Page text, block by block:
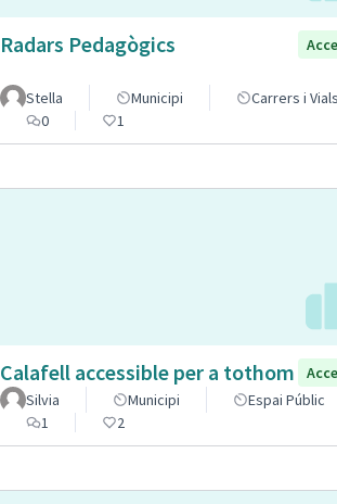
Radars Pedagògics
Stella Municipi
Carrers i Vials
0
1
Calafell accessible per a tothom
Silvia
Municipi
Espai Públic
1
2